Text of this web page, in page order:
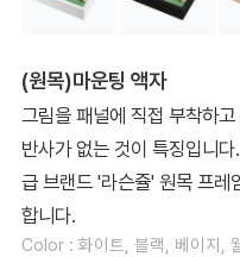
(원목)마운팅 액자
그림을 패널에 직접 부착하
반사가 없는 것이 특징입니
급 브랜드 '라슨쥴' 원목 프레
합니다.
Color : 화이트, 블랙, 베이지,